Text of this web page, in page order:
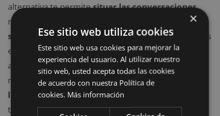
alternativa te permitesituar las conversaciones
más habituales o que te apetezcan
superior de la aplicación. De esta manera, destacas
esos chats dándoles prioridad y manteniéndolos
arriba independientemente de los mensajes que
recibas de otras conversaciones.Para conseguir
llevar a cabo esta opción en teléfonos Android,
tienes que seguir los siguientes pasos:
×
Ese sitio web utiliza cookies
Este sitio web usa cookies para mejorar la
experiencia del usuario. Al utilizar nuestro
sitio web, usted acepta todas las cookies
de acuerdo con nuestra Política de
cookies. Más información